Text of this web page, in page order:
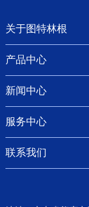
关于图特林根
产品中心
新闻中心
服务中心
联系我们